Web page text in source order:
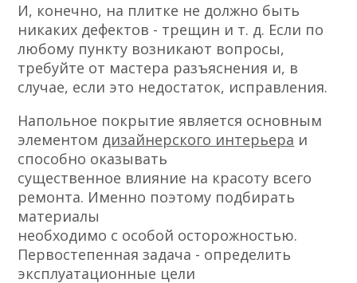
И, конечно, на плитке не должно быть
никаких дефектов - трещин и т. д. Если по
любому пункту возникают вопросы,
требуйте от мастера разъяснения и, в
случае, если это недостаток, исправления.
Напольное покрытие является основным
элементом дизайнерского интерьера и
способно оказывать
существенное влияние на красоту всего
ремонта. Именно поэтому подбирать
материалы
необходимо с особой осторожностью.
Первостепенная задача - определить
эксплуатационные цели